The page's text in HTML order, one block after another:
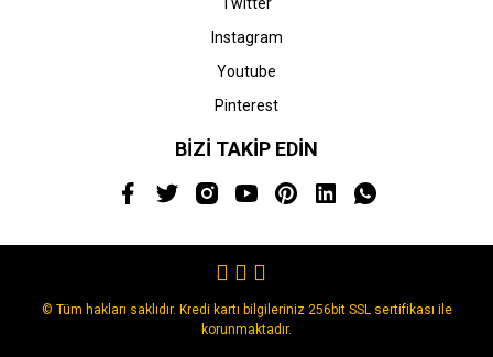
Instagram
Youtube
Pinterest
BİZİ TAKİP EDİN
© Tüm hakları saklıdır. Kredi kartı bilgileriniz 256bit SSL sertifikası ile
korunmaktadır.